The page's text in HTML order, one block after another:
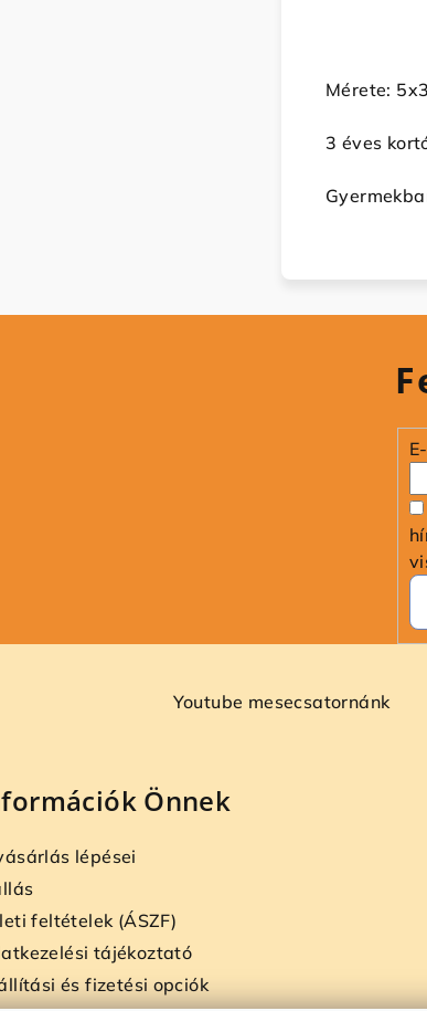
Mérete:
3 éves
Youtube mesecsatornánk
Önnek
lépései
feltételek (ÁSZF)
tájékoztató
és fizetési opciók